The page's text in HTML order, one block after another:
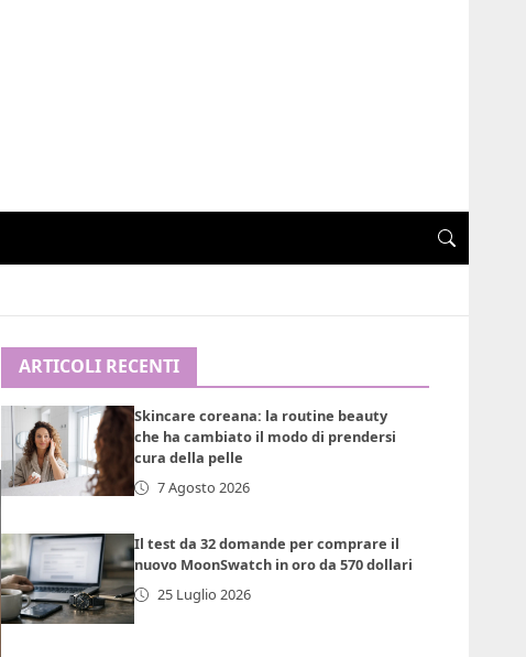
ARTICOLI RECENTI
Skincare coreana: la routine beauty
che ha cambiato il modo di prendersi
cura della pelle
7 Agosto 2026
Il test da 32 domande per comprare il
nuovo MoonSwatch in oro da 570 dollari
25 Luglio 2026